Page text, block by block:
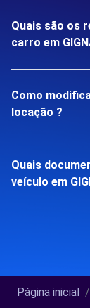
Quais são os
carro em
Como
locação ?
Quais
veículo em
Página inicial